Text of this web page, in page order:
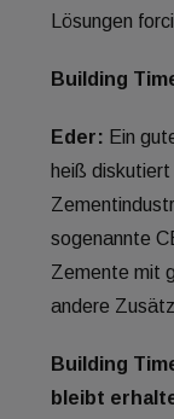
Lösungen
Building
Eder: Ein
heiß
sogenannte
Zemente mit
andere
Building
bleibt